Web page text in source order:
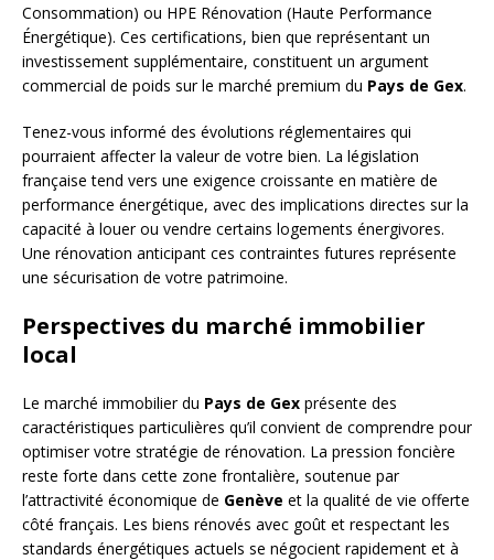
Consommation) ou HPE Rénovation (Haute Performance
Énergétique). Ces certifications, bien que représentant un
investissement supplémentaire, constituent un argument
commercial de poids sur le marché premium du Pays de Gex.
Tenez-vous informé des évolutions réglementaires qui
pourraient affecter la valeur de votre bien. La législation
française tend vers une exigence croissante en matière de
performance énergétique, avec des implications directes sur la
capacité à louer ou vendre certains logements énergivores.
Une rénovation anticipant ces contraintes futures représente
une sécurisation de votre patrimoine.
Perspectives du marché immobilier
local
Le marché immobilier du Pays de Gex présente des
caractéristiques particulières qu’il convient de comprendre pour
optimiser votre stratégie de rénovation. La pression foncière
reste forte dans cette zone frontalière, soutenue par
l’attractivité économique de Genève et la qualité de vie offerte
côté français. Les biens rénovés avec goût et respectant les
standards énergétiques actuels se négocient rapidement et à